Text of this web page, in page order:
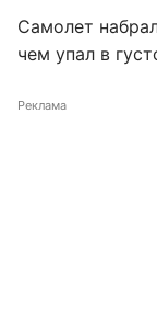
Самолет
чем упал в
Реклама